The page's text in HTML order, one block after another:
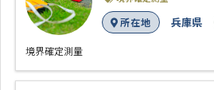
所在地 兵庫県
境界確定測量